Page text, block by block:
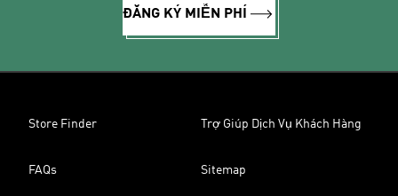
ĐĂNG KÝ MIỄN PHÍ
Store Finder Trợ Giúp Dịch Vụ Khách Hàng
FAQs Sitemap